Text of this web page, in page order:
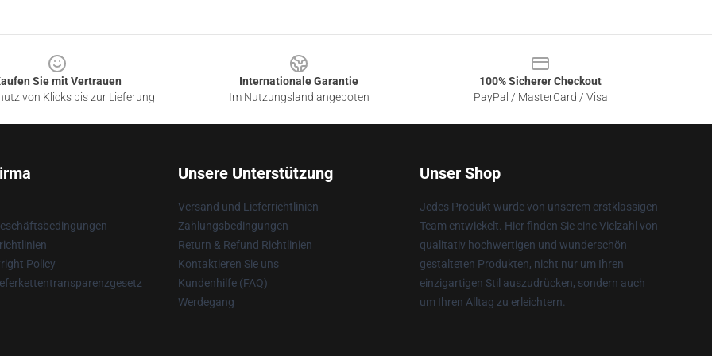
Sie mit Vertrauen
von Klicks bis zur Lieferung
Internationale Garantie
Im Nutzungsland angeboten
100% Sicherer Checkout
PayPal / MasterCard / Visa
Policy
Unsere Unterstützung
Versand und Lieferrichtlinien
Zahlungsbedingungen
Return & Refund Richtlinien
Kontaktieren Sie uns
Kundenhilfe (FAQ)
Werdegang
Unser Shop
Jedes Produkt wurde von unserem erstklassigen
Team entwickelt. Hier finden Sie eine Vielzahl von
qualitativ hochwertigen und wunderschön
gestalteten Produkten, nicht nur um Ihren
einzigartigen Stil auszudrücken, sondern auch
um Ihren Alltag zu erleichtern.